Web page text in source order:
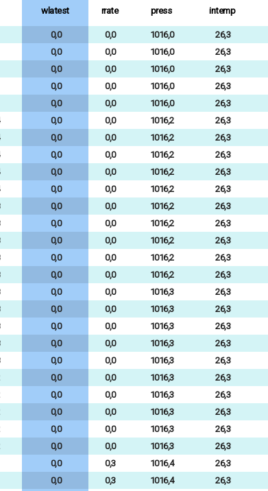
wlatest rrate press intemp
0,0 0,0 1016,0 26,3
0,0 0,0 1016,0 26,3
0,0 0,0 1016,0 26,3
0,0 0,0 1016,0 26,3
0,0 0,0 1016,0 26,3
0,0 0,0 1016,2 26,3
0,0 0,0 1016,2 26,3
0,0 0,0 1016,2 26,3
0,0 0,0 1016,2 26,3
0,0 0,0 1016,2 26,3
0,0 0,0 1016,2 26,3
0,0 0,0 1016,2 26,3
0,0 0,0 1016,2 26,3
0,0 0,0 1016,2 26,3
0,0 0,0 1016,2 26,3
0,0 0,0 1016,3 26,3
0,0 0,0 1016,3 26,3
0,0 0,0 1016,3 26,3
0,0 0,0 1016,3 26,3
0,0 0,0 1016,3 26,3
0,0 0,0 1016,3 26,3
0,0 0,0 1016,3 26,3
0,0 0,0 1016,3 26,3
0,0 0,0 1016,3 26,3
0,0 0,0 1016,3 26,3
0,0 0,3 1016,4 26,3
0,0 0,3 1016,4 26,3